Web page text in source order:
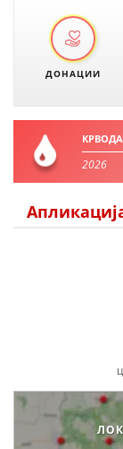
ДОНАЦИИ
2026